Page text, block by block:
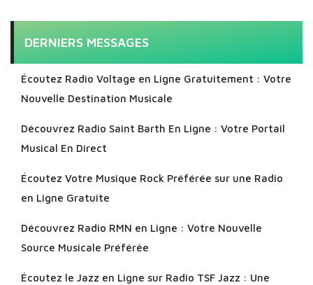
DERNIERS MESSAGES
Écoutez Radio Voltage en Ligne Gratuitement : Votre
Nouvelle Destination Musicale
Découvrez Radio Saint Barth En Ligne : Votre Portail
Musical En Direct
Écoutez Votre Musique Rock Préférée sur une Radio
en Ligne Gratuite
Découvrez Radio RMN en Ligne : Votre Nouvelle
Source Musicale Préférée
Écoutez le Jazz en Ligne sur Radio TSF Jazz : Une